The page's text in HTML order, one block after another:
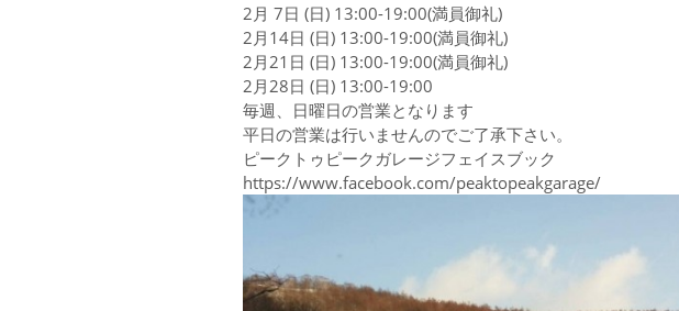
2月 7日 (日) 13:00-19:00(満員御礼)
2月14日 (日) 13:00-19:00(満員御礼)
2月21日 (日) 13:00-19:00(満員御礼)
2月28日 (日) 13:00-19:00
毎週、日曜日の営業となります
平日の営業は行いませんのでご了承下さい。
ピークトゥピークガレージフェイスブック
https://www.facebook.com/peaktopeakgarage/